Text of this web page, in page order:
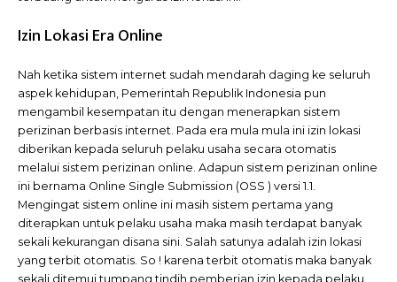
Izin Lokasi Era Online
Nah ketika sistem internet sudah mendarah daging ke seluruh
aspek kehidupan, Pemerintah Republik Indonesia pun
mengambil kesempatan itu dengan menerapkan sistem
perizinan berbasis internet. Pada era mula mula ini izin lokasi
diberikan kepada seluruh pelaku usaha secara otomatis
melalui sistem perizinan online. Adapun sistem perizinan online
ini bernama Online Single Submission (OSS ) versi 1.1.
Mengingat sistem online ini masih sistem pertama yang
diterapkan untuk pelaku usaha maka masih terdapat banyak
sekali kekurangan disana sini. Salah satunya adalah izin lokasi
yang terbit otomatis. So ! karena terbit otomatis maka banyak
sekali ditemui tumpang tindih pemberian izin kepada pelaku